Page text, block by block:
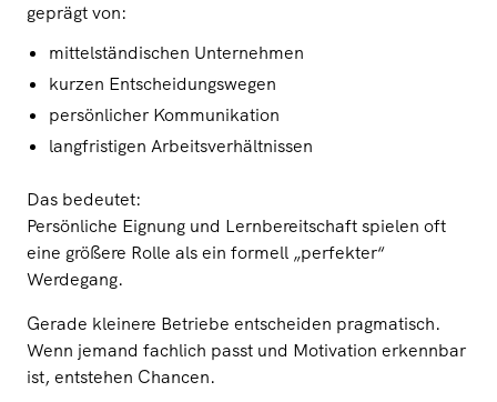
geprägt von:
mittelständischen Unternehmen
kurzen Entscheidungswegen
persönlicher Kommunikation
langfristigen Arbeitsverhältnissen
Das bedeutet:
Persönliche Eignung und Lernbereitschaft spielen oft
eine größere Rolle als ein formell „perfekter“
Werdegang.
Gerade kleinere Betriebe entscheiden pragmatisch.
Wenn jemand fachlich passt und Motivation erkennbar
ist, entstehen Chancen.